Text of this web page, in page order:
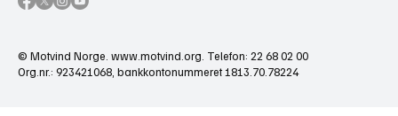
© Motvind Norge. www.motvind.org . Telefon: 22 68 02 00
Org.nr.: 923421068, bankkontonummeret 1813.70.78224